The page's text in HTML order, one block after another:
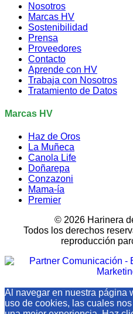
Nosotros
Marcas HV
Sostenibilidad
Prensa
Proveedores
Contacto
Aprende con HV
Trabaja con Nosotros
Tratamiento de Datos
Marcas HV
Haz de Oros
La Muñeca
Canola Life
Doñarepa
Conzazoni
Mama-ía
Premier
© 2026 Harinera
Todos los derechos
reproducción
Al navegar en nuestra página
uso de cookies, las cuales